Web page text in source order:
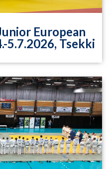
European
5.7.2026, Tsekki